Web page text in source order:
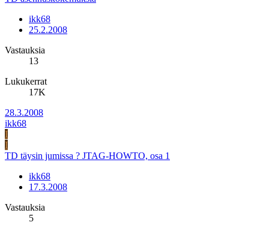
ikk68
25.2.2008
Vastauksia
13
Lukukerrat
17K
28.3.2008
ikk68
I
I
TD täysin jumissa ? JTAG-HOWTO, osa 1
ikk68
17.3.2008
Vastauksia
5